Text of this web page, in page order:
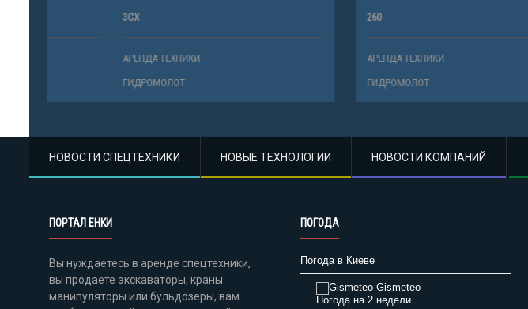
АРЕНДА ТЕХНИКИ АРЕНДА ТЕХНИКИ
НОВОСТИ СПЕЦТЕХНИКИ НОВЫЕ ТЕХНОЛОГИИ НОВОСТИ КОМПАНИЙ
ПОРТАЛ ЕНКИ
Вы нуждаетесь в аренде спецтехники,
вы продаете экскаваторы, краны
манипуляторы или бульдозеры, вам
ПОГОДА
Погода в Киеве
Gismeteo
Погода на 2 недели